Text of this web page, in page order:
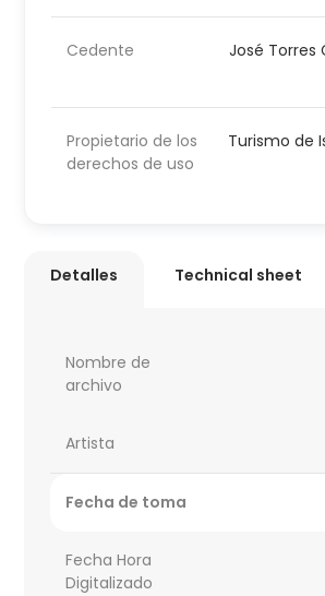
Cedente
José Torres
Propietario de los
derechos de uso
Turismo de
Detalles Technical sheet
Nombre de
archivo
Artista
Fecha de toma
Fecha Hora
Digitalizado